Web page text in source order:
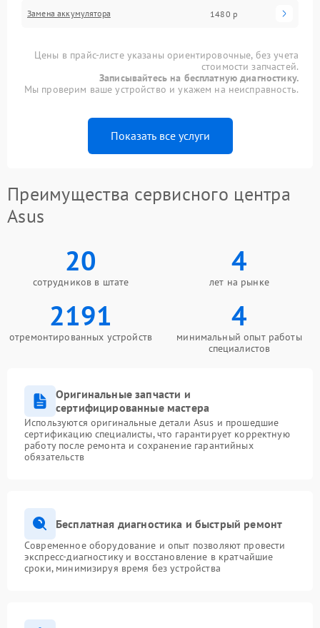
Замена аккумулятора 1480 р
Цены в прайс-листе указаны ориентировочные, без учета
стоимости запчастей.
Записывайтесь на бесплатную диагностику.
Мы проверим ваше устройство и укажем на неисправность.
Показать все услуги
Преимущества сервисного центра
Asus
20
сотрудников в штате
4
лет на рынке
2191
отремонтированных устройств
4
минимальный опыт работы
специалистов
Оригинальные запчасти и
сертифицированные мастера
Используются оригинальные детали Asus и прошедшие
сертификацию специалисты, что гарантирует корректную
работу после ремонта и сохранение гарантийных
обязательств
Бесплатная диагностика и быстрый ремонт
Современное оборудование и опыт позволяют провести
экспресс-диагностику и восстановление в кратчайшие
сроки, минимизируя время без устройства